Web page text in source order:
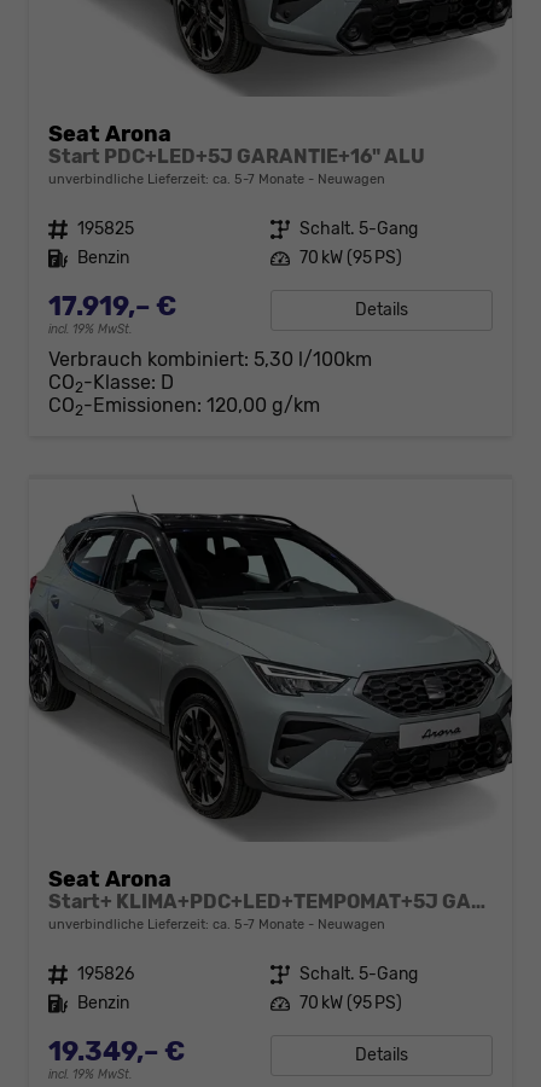
Seat Arona
Start PDC+LED+5J GARANTIE+16" ALU
unverbindliche Lieferzeit: ca. 5-7 Monate Neuwagen
Fahrzeugnr. 195825 Getriebe Schalt. 5-Gang
Kraftstoff Benzin Leistung 70 kW (95 PS)
17.919,– €
incl. 19% MwSt.
Details
Verbrauch kombiniert: 5,30 l/100km
CO2-Klasse: D
CO2-Emissionen: 120,00 g/km
Seat Arona
Start+ KLIMA+PDC+LED+TEMPOMAT+5J GARANTIE+16" ALU
unverbindliche Lieferzeit: ca. 5-7 Monate Neuwagen
Fahrzeugnr. 195826 Getriebe Schalt. 5-Gang
Kraftstoff Benzin Leistung 70 kW (95 PS)
19.349,– €
incl. 19% MwSt.
Details